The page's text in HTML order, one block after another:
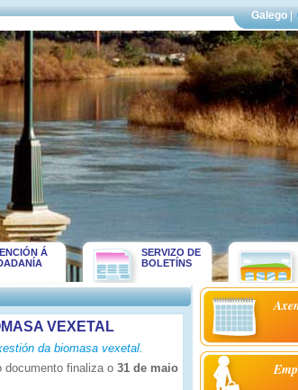
Galego|
Á
SERVIZO DE
BOLETÍNS
VEXETAL
da biomasa vexetal.
documento finaliza o 31 de maio